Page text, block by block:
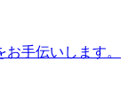
手伝いします。